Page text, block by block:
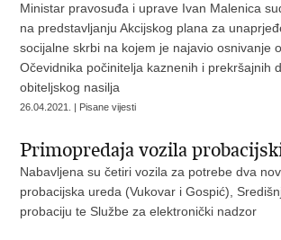
Ministar pravosuđa i uprave Ivan Malenica
na predstavljanju Akcijskog plana za
socijalne skrbi na kojem je najavio osnivanje
Očevidnika počinitelja kaznenih i prekršajnih
obiteljskog nasilja
26.04.2021. | Pisane vijesti
Primopredaja vozila
Nabavljena su četiri vozila za potrebe dva
probacijska ureda (Vukovar i Gospić),
probaciju te Službe za elektronički nadzor